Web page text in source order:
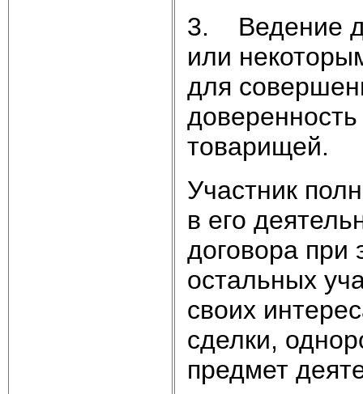
3. Ведение
или
для
товарищей.
Участник
в его
договора при
остальных
своих
сделки,
предмет